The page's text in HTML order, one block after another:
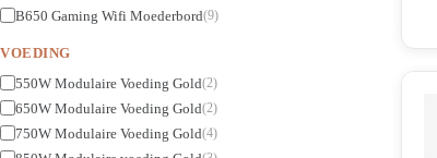
B650 Gaming Wifi Moederbord(9)
VOEDING
550W Modulaire Voeding Gold(2)
650W Modulaire Voeding Gold(2)
750W Modulaire Voeding Gold(4)